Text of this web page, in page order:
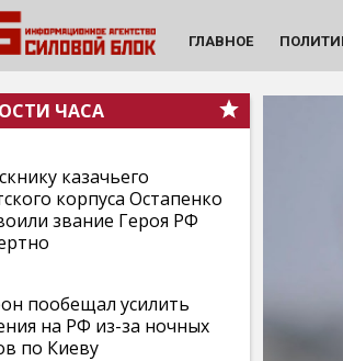
ГЛАВНОЕ
ЧАСА
казачьего
корпуса Остапенко
звание Героя РФ
пообещал усилить
на РФ из-за ночных
по Киеву